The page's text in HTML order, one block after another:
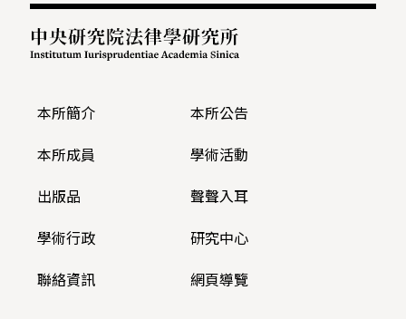
本所簡介
本所公告
本所成員
學術活動
出版品
聲聲入耳
學術行政
研究中心
聯絡資訊
網頁導覽